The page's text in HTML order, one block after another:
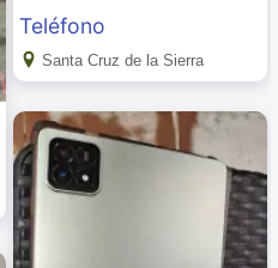
Teléfono
Santa Cruz de la Sierra